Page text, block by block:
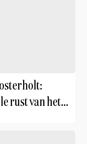
rust van het